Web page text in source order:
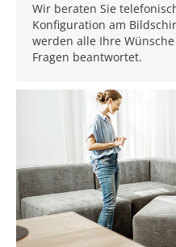
Wir beraten Sie
Konfiguration am
werden alle Ihre
Fragen beantwortet.